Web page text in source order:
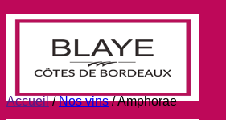
Passer
au
Accueil /Nos vins /Amphorae